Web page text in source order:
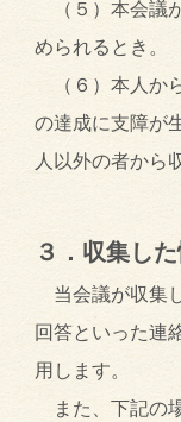
（５）本会議
められるとき。
（６）本人か
の達成に支障が
人以外の者から
３．収集し
当会議が収集
回答といった連
用します。
また、下記の